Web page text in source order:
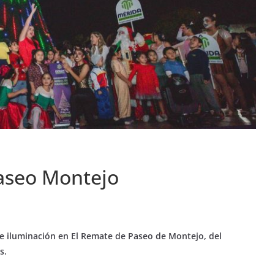
Montejo
en El Remate de Paseo de Montejo, del